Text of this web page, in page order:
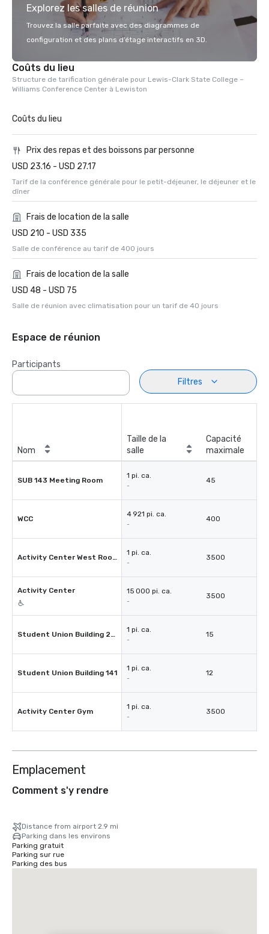
Explorez les salles de réunion
Trouvez la salle parfaite avec des diagrammes de
configuration et des plans d’étage interactifs en 3D.
Coûts du lieu
Structure de tarification générale pour Lewis-Clark State College –
Williams Conference Center à Lewiston
Coûts du lieu
Prix des repas et des boissons par personne
USD 23.16 - USD 27.17
Tarif de la conférence générale pour le petit-déjeuner, le déjeuner et le
dîner
Frais de location de la salle
USD 210 - USD 335
Salle de conférence au tarif de 400 jours
Frais de location de la salle
USD 48 - USD 75
Salle de réunion avec climatisation pour un tarif de 40 jours
Espace de réunion
Participants
Filtres
Nom
Taille de la
salle
Capacité
maximale
SUB 143 Meeting Room
1 pi. ca.
-
45
WCC
4 921 pi. ca.
-
400
Activity Center West Room 135
1 pi. ca.
-
3500
Activity Center 15 000 pi. ca.
-
3500
Student Union Building 225
1 pi. ca.
-
15
Student Union Building 141
1 pi. ca.
-
12
Activity Center Gym
1 pi. ca.
-
3500
Emplacement
Comment s'y rendre
Distance from airport 2.9 mi
Parking dans les environs
Parking gratuit
Parking sur rue
Parking des bus